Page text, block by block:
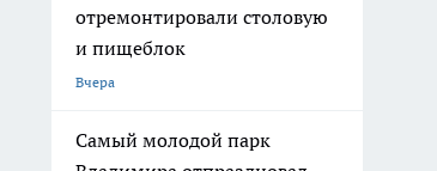
отремонтировали столовую
и пищеблок
Вчера
Самый молодой парк